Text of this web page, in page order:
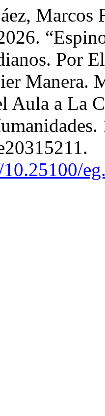
Marcos
Por
Manera.
Aula a La